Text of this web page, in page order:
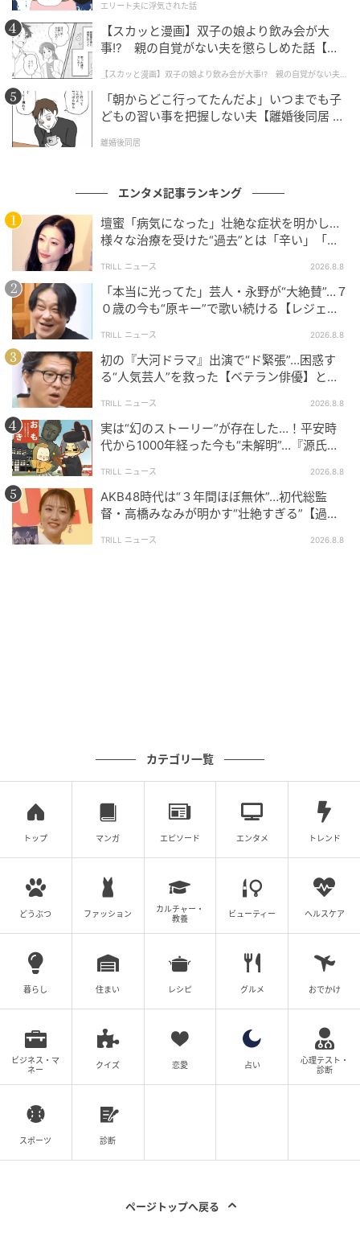
前日のディズニーシーでクタクタになったと話す酒井
さんですが、無事ディズニーランドを満喫できたのか
気になりますね。子どものためにプレゼントを用意し
たり、思い出を作ろうと計画したりするパパの愛情が
感じられる放送回でした。
ション』で制す
子どもの好きなアトラクションや、欲しいものを把握
していることからも、いつも会話をしていることが伝
わってきます。忙しいなかでも、事前に計画を立て喜
ばせようと画策する姿はさすがです。
どのようにバッグを持って行くかなど、先に考えを巡
らせている姿は普段から子どもと関わっていないと考
えつかないことといえます。自身で積極的に考え行動
する行動力も見習いたいですね。
お出かけのときはシミュレーションまでしておき、当
日に備える姿勢の重要性も伝わってきました。どのよ
うな方法が良いか質問し、一緒に考える2人の魅力満載
のパパの姿にはほっこりさせられます。
2人で考えた方法でディズニーを楽しめたのか、後日談
次の記事
#1 子どもの実名と顔を晒すママ、大丈夫か
な？なんて心配していたら。
の記事をもっとみる
エリート夫に浮気された話
【スカッと漫画】双子の娘より飲み会が大
事!? 親の自覚がない夫を懲らしめた話【第1
【スカッと漫画】双子の娘より飲み会が大事!? 親の自覚がない夫を
懲らしめた話
「朝からどこ行ってたんだよ」いつまでも子
どもの習い事を把握しない夫【離婚後同居 Vo
離婚後同居
エンタメ記事ランキング
壇蜜「病気になった」壮絶な症状を明かし…
様々な治療を受けた“過去”とは「辛い」「苦
TRILL ニュース 2026.8.8
「本当に光ってた」芸人・永野が“大絶賛”…７
０歳の今も“原キー”で歌い続ける【レジェン
TRILL ニュース 2026.8.8
初の『大河ドラマ』出演で“ド緊張”…困惑す
る“人気芸人”を救った【ベテラン俳優】とは
TRILL ニュース 2026.8.8
実は“幻のストーリー”が存在した…！平安時
代から1000年経った今も“未解明”…『源氏物
TRILL ニュース 2026.8.8
AKB48時代は“３年間ほぼ無休”…初代総監
督・高橋みなみが明かす“壮絶すぎる”【過
TRILL ニュース 2026.8.8
カテゴリ一覧
トップ マンガ エピソード エンタメ トレンド
どうぶつ ファッション
カルチャー・
教養
ビューティー ヘルスケア
暮らし 住まい レシピ グルメ おでかけ
ビジネス・マ
ネー
クイズ 恋愛 占い
心理テスト・
診断
スポーツ 診断
ページトップへ戻る